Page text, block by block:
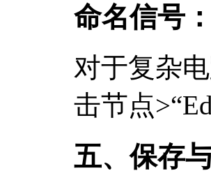
命名信号：
对于复杂
击节点
五、保存